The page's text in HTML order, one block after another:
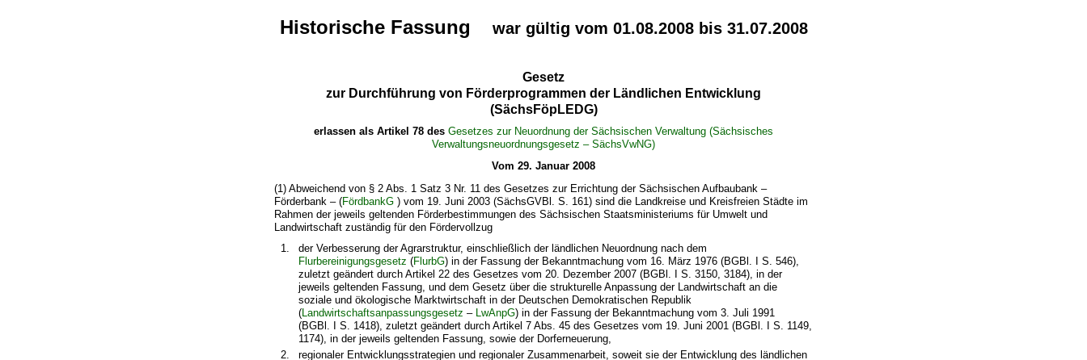
Historische Fassung war gültig vom 01.08.2008 bis 31.07.2008
Gesetz
zur Durchführung von Förderprogrammen der Ländlichen Entwicklung
(SächsFöpLEDG)
erlassen als Artikel 78 des Gesetzes zur Neuordnung der Sächsischen Verwaltung (Sächsisches
Verwaltungsneuordnungsgesetz – SächsVwNG)
Vom 29. Januar 2008
(1) Abweichend von § 2 Abs. 1 Satz 3 Nr. 11 des Gesetzes zur Errichtung der Sächsischen Aufbaubank –
Förderbank – (FördbankG ) vom 19. Juni 2003 (SächsGVBl. S. 161) sind die Landkreise und Kreisfreien Städte im
Rahmen der jeweils geltenden Förderbestimmungen des Sächsischen Staatsministeriums für Umwelt und
Landwirtschaft zuständig für den Fördervollzug
der Verbesserung der Agrarstruktur, einschließlich der ländlichen Neuordnung nach dem
Flurbereinigungsgesetz (FlurbG) in der Fassung der Bekanntmachung vom 16. März 1976 (BGBl. I S. 546),
zuletzt geändert durch Artikel 22 des Gesetzes vom 20. Dezember 2007 (BGBl. I S. 3150, 3184), in der
jeweils geltenden Fassung, und dem Gesetz über die strukturelle Anpassung der Landwirtschaft an die
soziale und ökologische Marktwirtschaft in der Deutschen Demokratischen Republik
(Landwirtschaftsanpassungsgesetz – LwAnpG) in der Fassung der Bekanntmachung vom 3. Juli 1991
(BGBl. I S. 1418), zuletzt geändert durch Artikel 7 Abs. 45 des Gesetzes vom 19. Juni 2001 (BGBl. I S. 1149,
1174), in der jeweils geltenden Fassung, sowie der Dorferneuerung,
regionaler Entwicklungsstrategien und regionaler Zusammenarbeit, soweit sie der Entwicklung des ländlichen